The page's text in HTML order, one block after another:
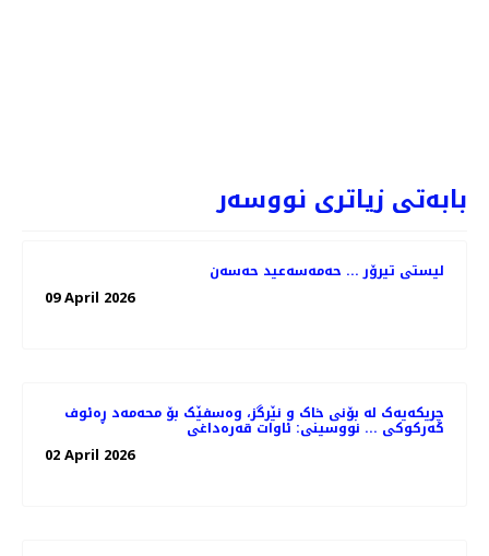
بابەتی زیاتری نووسەر
لیستی تیرۆر ... حەمەسەعید حەسەن
09 April 2026
چریکەیەک لە بۆنی خاک و نێرگز، وەسفێک بۆ محەمەد ڕەئوف
کەرکوکی ... نووسینی: ئاوات قەرەداغی
02 April 2026